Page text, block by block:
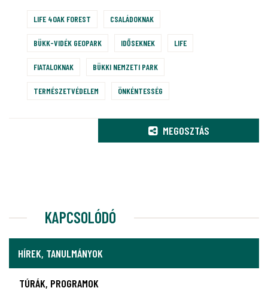
LIFE 4OAK FOREST CSALÁDOKNAK
BÜKK-VIDÉK GEOPARK IDŐSEKNEK LIFE
FIATALOKNAK BÜKKI NEMZETI PARK
TERMÉSZETVÉDELEM ÖNKÉNTESSÉG
MEGOSZTÁS
KAPCSOLÓDÓ
HÍREK, TANULMÁNYOK
TÚRÁK, PROGRAMOK